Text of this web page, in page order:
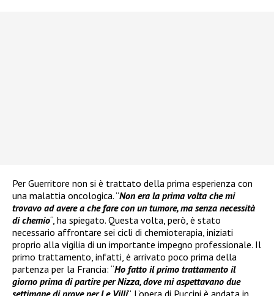
Per Guerritore non si è trattato della prima esperienza con
una malattia oncologica. “Non era la prima volta che mi
trovavo ad avere a che fare con un tumore, ma senza necessità
di chemio“, ha spiegato. Questa volta, però, è stato
necessario affrontare sei cicli di chemioterapia, iniziati
proprio alla vigilia di un importante impegno professionale. Il
primo trattamento, infatti, è arrivato poco prima della
partenza per la Francia: “Ho fatto il primo trattamento il
giorno prima di partire per Nizza, dove mi aspettavano due
settimane di prove per Le Villi“. L’opera di Puccini è andata in